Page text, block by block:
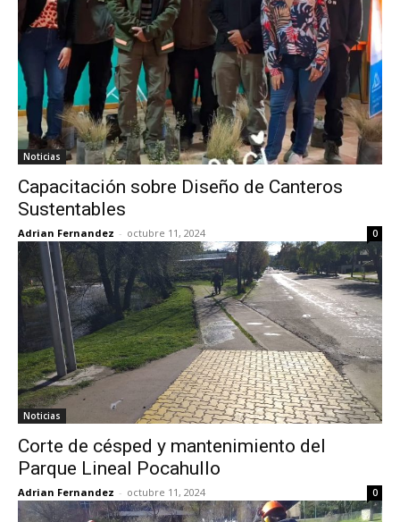
Noticias
Capacitación sobre Diseño de Canteros
Sustentables
Adrian Fernandez - octubre 11, 2024 0
Noticias
Corte de césped y mantenimiento del
Parque Lineal Pocahullo
Adrian Fernandez - octubre 11, 2024 0